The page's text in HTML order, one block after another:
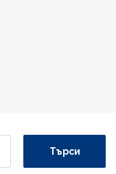
Търси